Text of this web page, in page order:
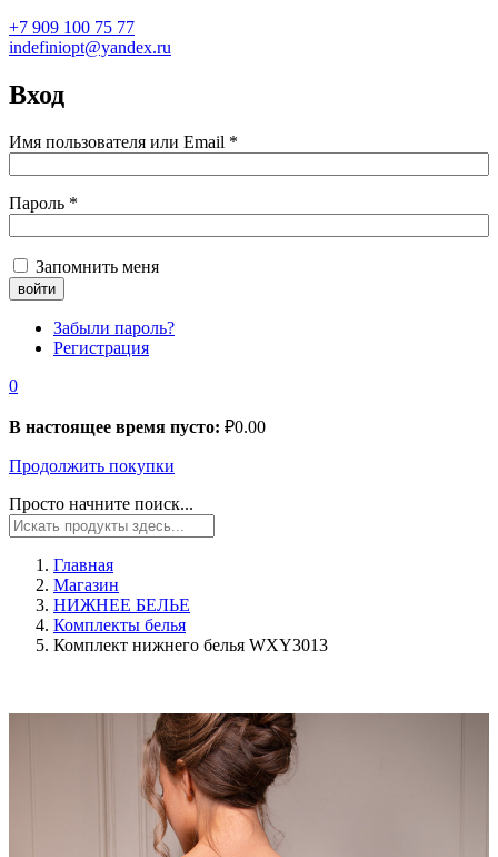
+7 909 100 75 77
indefiniopt@yandex.ru
Вход
Имя пользователя или Email *
Пароль *
Запомнить меня
Забыли пароль?
Регистрация
0
В настоящее время пусто: ₽0.00
Продолжить покупки
Просто начните поиск...
Главная
Магазин
НИЖНЕЕ БЕЛЬЕ
Комплекты белья
Комплект нижнего белья WXY3013